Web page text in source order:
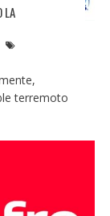
LA
terremoto